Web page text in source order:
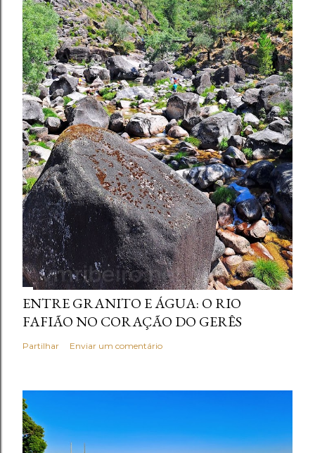
ENTRE GRANITO E ÁGUA: O RIO
FAFIÃO NO CORAÇÃO DO GERÊS
Partilhar Enviar um comentário